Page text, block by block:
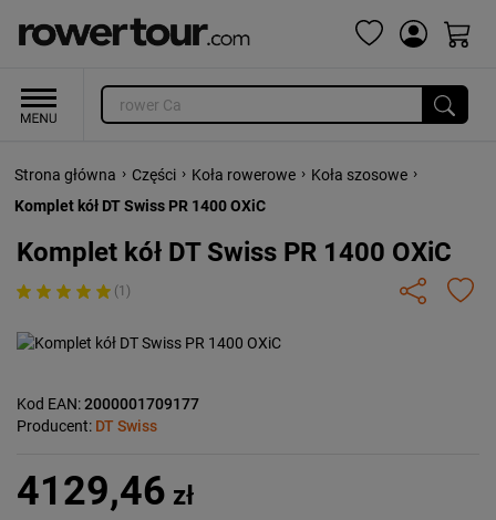
Strona główna › Części › Koła rowerowe › Koła szosowe ›
Komplet kół DT Swiss PR 1400 OXiC
Komplet kół DT Swiss PR 1400 OXiC
(1)
Kod EAN:2000001709177
Producent: DT Swiss
4129,46 zł